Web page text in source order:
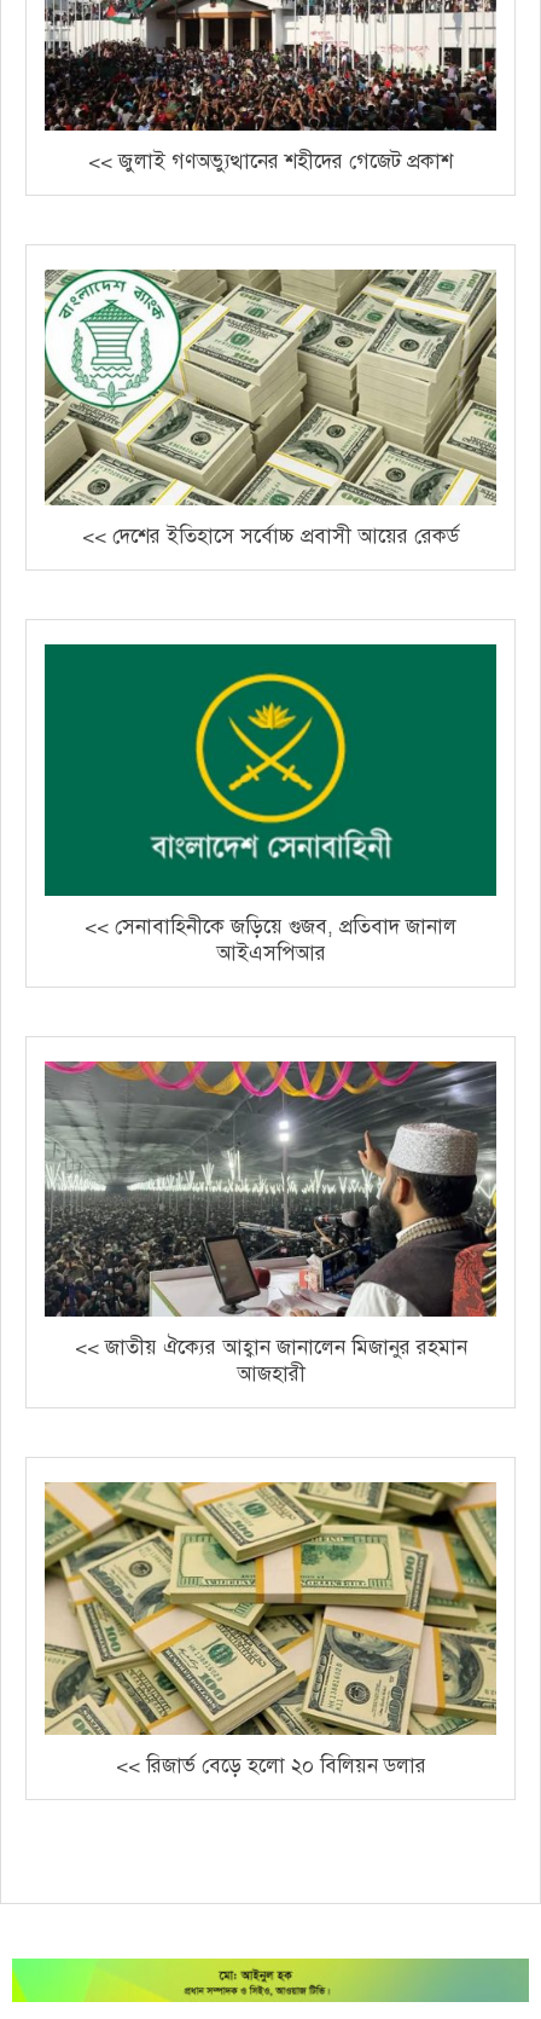
<< জুলাই গণঅভ্যুত্থানের শহীদের গেজেট প্রকাশ
<< দেশের ইতিহাসে সর্বোচ্চ প্রবাসী আয়ের রেকর্ড
<< সেনাবাহিনীকে জড়িয়ে গুজব, প্রতিবাদ জানাল
আইএসপিআর
<< জাতীয় ঐক্যের আহ্বান জানালেন মিজানুর রহমান
আজহারী
<< রিজার্ভ বেড়ে হলো ২০ বিলিয়ন ডলার